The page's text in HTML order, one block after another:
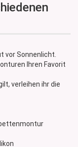
vor Sonnenlicht.
Ihren Favorit
verleihen ihr die